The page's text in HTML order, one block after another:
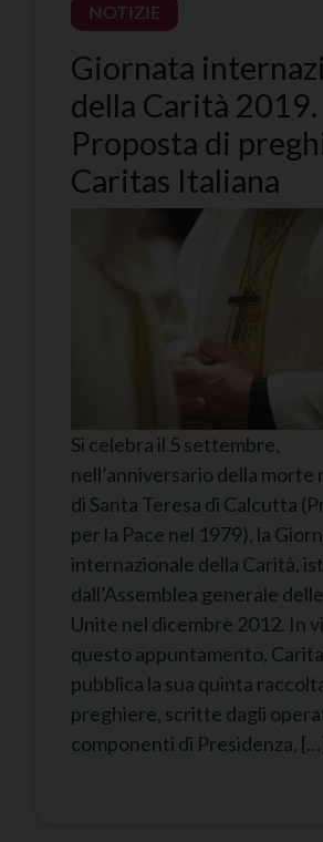
NOTIZIE
Giornata
della Carità 2019.
Proposta di
Caritas Italiana
Si celebra il 5 settembre,
nell’anniversario della morte
di Santa Teresa di Calcutta
per la Pace nel 1979), la
internazionale della Carità,
dall’Assemblea generale
Unite nel dicembre 2012. In
questo appuntamento,
pubblica la sua quinta
preghiere, scritte dagli
componenti di Presidenza,